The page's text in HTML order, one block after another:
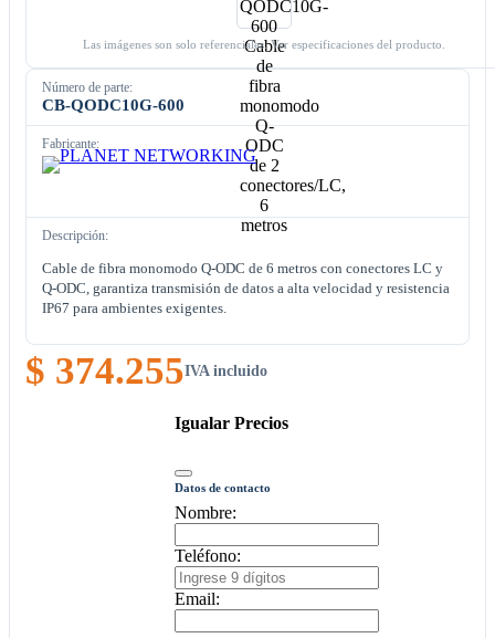
Las imágenes son solo referenciales. Ver especificaciones del producto.
Número de parte:
CB-QODC10G-600
Fabricante:
Descripción:
Cable de fibra monomodo Q-ODC de 6 metros con conectores LC y
Q-ODC, garantiza transmisión de datos a alta velocidad y resistencia
IP67 para ambientes exigentes.
$ 374.255IVA incluido
Igualar Precios
Datos de contacto
Nombre:
Teléfono:
Email: